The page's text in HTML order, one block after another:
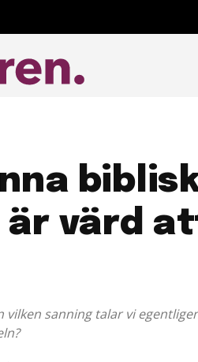
är värd
sanning talar vi